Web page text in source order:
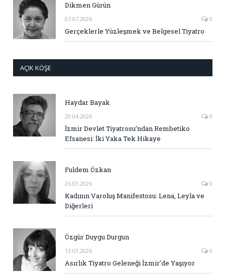
Dikmen Gürün
07.07.2026 0
Gerçeklerle Yüzleşmek ve Belgesel Tiyatro
AÇIK KÖŞE
Haydar Bayak
29.04.2026 0
İzmir Devlet Tiyatrosu’ndan Rembetiko
Efsanesi: İki Yaka Tek Hikaye
Fuldem Özkan
26.03.2026 0
Kadının Varoluş Manifestosu: Lena, Leyla ve
Diğerleri
Özgür Duygu Durgun
13.03.2026 0
Asırlık Tiyatro Geleneği İzmir’de Yaşıyor